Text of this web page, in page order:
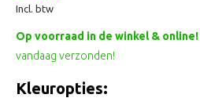
Incl. btw
Op voorraad in de winkel & online!
vandaag verzonden!
Kleuropties: